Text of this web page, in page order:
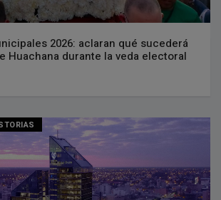
2026: aclaran qué sucederá
Huachana durante la veda electoral